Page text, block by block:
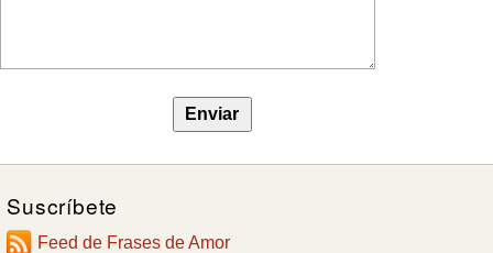
Suscríbete
Feed de Frases de Amor